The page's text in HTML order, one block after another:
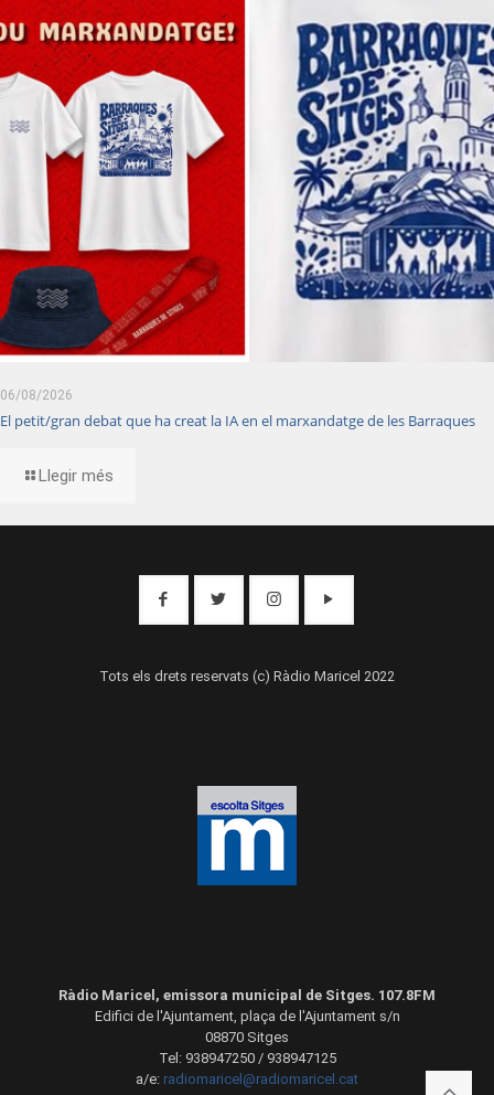
06/08/2026
El petit/gran debat que ha creat la IA en el marxandatge de les Barraques
Llegir més
Tots els drets reservats (c) Ràdio Maricel 2022
Ràdio Maricel, emissora municipal de Sitges. 107.8FM
Edifici de l'Ajuntament, plaça de l'Ajuntament s/n
08870 Sitges
Tel: 938947250 / 938947125
a/e: radiomaricel@radiomaricel.cat